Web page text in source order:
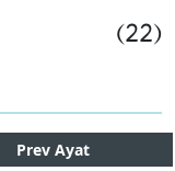
(22)
Prev Ayat